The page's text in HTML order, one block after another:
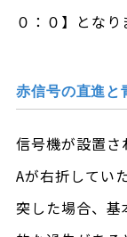
０：０】となり
赤信号の直進と
信号機が設置さ
Aが右折してい
突した場合、